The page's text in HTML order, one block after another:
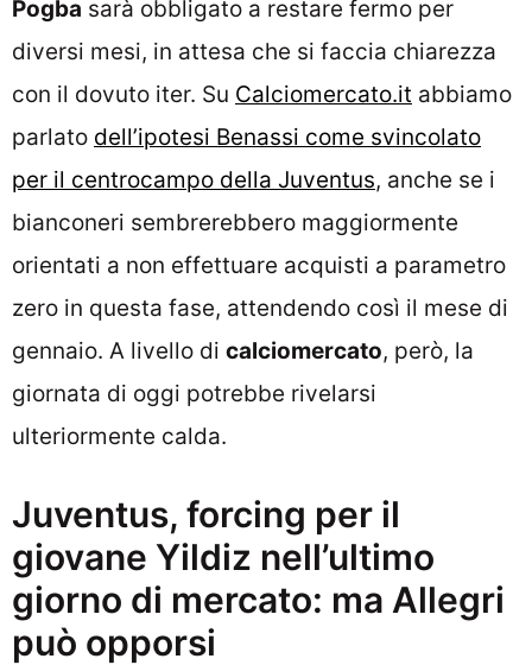
Pogba sarà obbligato a restare fermo per
diversi mesi, in attesa che si faccia chiarezza
con il dovuto iter. Su Calciomercato.it abbiamo
parlato dell’ipotesi Benassi come svincolato
per il centrocampo della Juventus, anche se i
bianconeri sembrerebbero maggiormente
orientati a non effettuare acquisti a parametro
zero in questa fase, attendendo così il mese di
gennaio. A livello di calciomercato, però, la
giornata di oggi potrebbe rivelarsi
ulteriormente calda.
Juventus, forcing per il
giovane Yildiz nell’ultimo
giorno di mercato: ma Allegri
può opporsi